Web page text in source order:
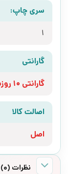
سری چاپ:
1
گارانتی
گارانتی 10 روزه سلامت فیزیکی کتاب
اصالت کالا
اصل
نظرات (0)